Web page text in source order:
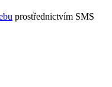
prostřednictvím SMS